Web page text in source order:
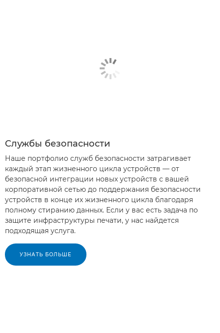
Службы безопасности
Наше портфолио служб безопасности затрагивает
каждый этап жизненного цикла устройств — от
безопасной интеграции новых устройств с вашей
корпоративной сетью до поддержания безопасности
устройств в конце их жизненного цикла благодаря
полному стиранию данных. Если у вас есть задача по
защите инфраструктуры печати, у нас найдется
подходящая услуга.
УЗНАТЬ БОЛЬШЕ